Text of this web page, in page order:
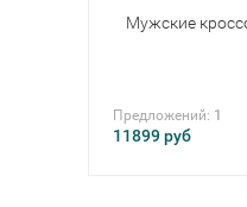
Мужские
Предложений: 1
11899руб